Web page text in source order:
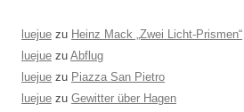
luejue zu Heinz Mack „Zwei Licht-Prismen“
luejue zu Abflug
luejue zu Piazza San Pietro
luejue zu Gewitter über Hagen